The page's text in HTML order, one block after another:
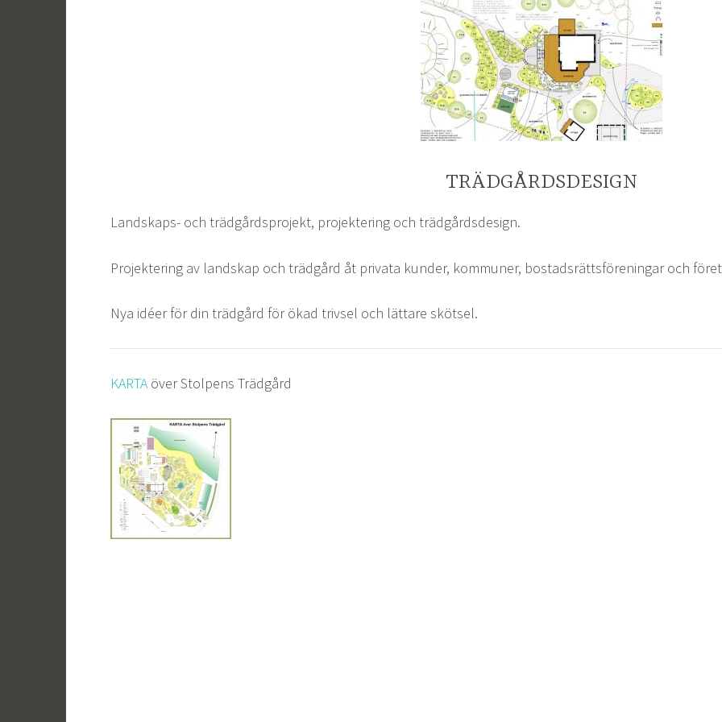
TRÄDGÅRDSDESIGN
Landskaps- och trädgårdsprojekt, projektering och trädgårdsdesign.
Projektering av landskap och trädgård åt privata kunder, kommuner, bostadsrättsföreningar och
Nya idéer för din trädgård för ökad trivsel och lättare skötsel.
KARTAöver Stolpens Trädgård